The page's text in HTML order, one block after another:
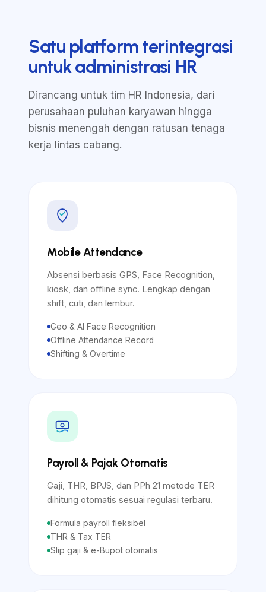
Satu platform terintegrasi
untuk administrasi HR
Dirancang untuk tim HR Indonesia, dari
perusahaan puluhan karyawan hingga
bisnis menengah dengan ratusan tenaga
kerja lintas cabang.
Mobile Attendance
Absensi berbasis GPS, Face Recognition,
kiosk, dan offline sync. Lengkap dengan
shift, cuti, dan lembur.
Geo & AI Face Recognition
Offline Attendance Record
Shifting & Overtime
Payroll & Pajak Otomatis
Gaji, THR, BPJS, dan PPh 21 metode TER
dihitung otomatis sesuai regulasi terbaru.
Formula payroll fleksibel
THR & Tax TER
Slip gaji & e-Bupot otomatis